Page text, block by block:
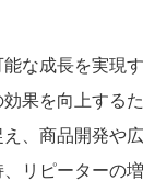
な成長を実現
果を向上する
、商品開発や
リピーターの